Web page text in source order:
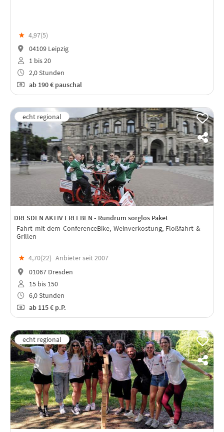
★ 4,97(5)
04109 Leipzig
1 bis 20
2,0 Stunden
ab190 € pauschal
DRESDEN AKTIV ERLEBEN - Rundrum sorglos Paket
Fahrt mit dem ConferenceBike, Weinverkostung, Floßfahrt &
Grillen
★ 4,70(22) Anbieter seit 2007
01067 Dresden
15 bis 150
6,0 Stunden
ab115 € p.P.